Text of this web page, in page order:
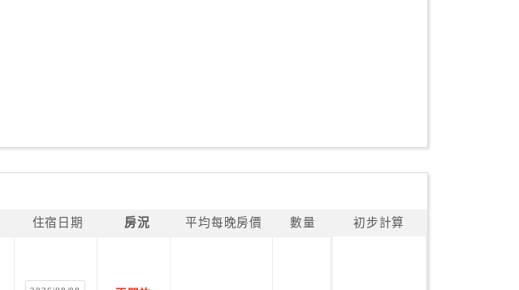
住宿日期 房況 平均每晚房價 數量 初步計算